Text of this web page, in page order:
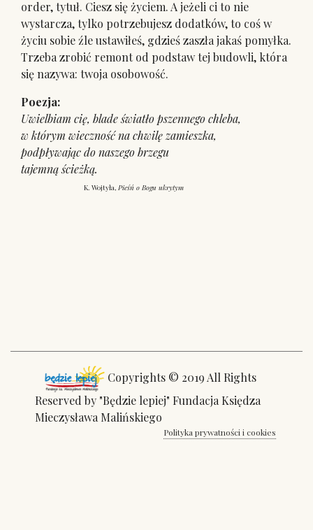
order, tytuł. Ciesz się życiem. A jeżeli ci to nie
wystarcza, tylko potrzebujesz dodatków, to coś w
życiu sobie źle ustawiłeś, gdzieś zaszła jakaś pomyłka.
Trzeba zrobić remont od podstaw tej budowli, która
się nazywa: twoja osobowość.
Poezja:
Uwielbiam cię, blade światło pszennego chleba,
w którym wieczność na chwilę zamieszka,
podpływając do naszego brzegu
tajemną ścieżką.
K. Wojtyła, Pieśń o Bogu ukrytym
Copyrights © 2019 All Rights
Reserved by "Będzie lepiej" Fundacja Księdza
Mieczysława Malińskiego
Polityka prywatności i cookies